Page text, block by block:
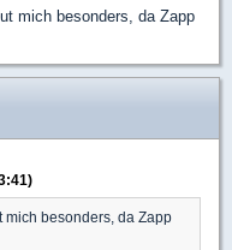
mich besonders, da Zapp
mich besonders, da Zapp